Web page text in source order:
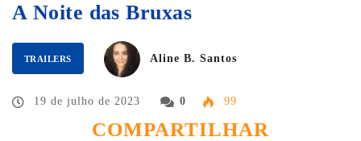
A Noite das Bruxas
TRAILERS Aline B. Santos
19 de julho de 2023 0 99
COMPARTILHAR